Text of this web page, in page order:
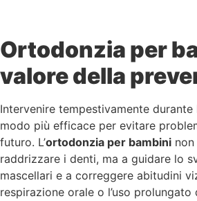
Ortodonzia per
valore della
Intervenire tempestivamente
modo più efficace per evitare
futuro. L’ortodonzia per bambini
raddrizzare i denti, ma a guidare lo
mascellari e a correggere abitudini
respirazione orale o l’uso